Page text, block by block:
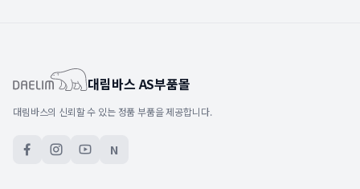
대림바스 AS부품몰
대림바스의 신뢰할 수 있는 정품 부품을 제공합니다.
N